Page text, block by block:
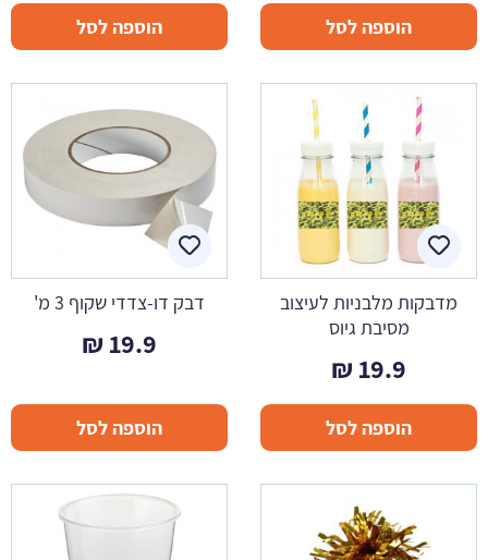
הוספה לסל הוספה לסל
מדבקות מלבניות לעיצוב
מסיבת גיוס
19.9
₪
הוספה לסל
דבק דו-צדדי שקוף 3 מ'
19.9
₪
הוספה לסל